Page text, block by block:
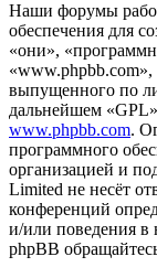
Наши форумы
обеспечения для
«они»,
выпущенного по
дальнейшем
www.phpbb.com.
программного
организацией и
Limited не несёт
конференций
и/или поведения в
phpBB